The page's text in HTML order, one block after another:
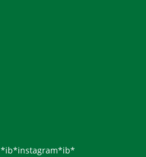
*ib*instagram*ib*